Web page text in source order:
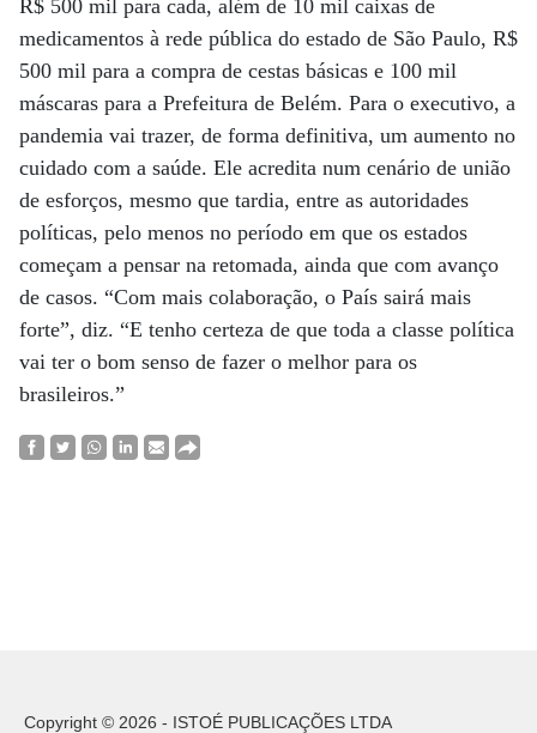
R$ 500 mil para cada, além de 10 mil caixas de
medicamentos à rede pública do estado de São Paulo, R$
500 mil para a compra de cestas básicas e 100 mil
máscaras para a Prefeitura de Belém. Para o executivo, a
pandemia vai trazer, de forma definitiva, um aumento no
cuidado com a saúde. Ele acredita num cenário de união
de esforços, mesmo que tardia, entre as autoridades
políticas, pelo menos no período em que os estados
começam a pensar na retomada, ainda que com avanço
de casos. “Com mais colaboração, o País sairá mais
forte”, diz. “E tenho certeza de que toda a classe política
vai ter o bom senso de fazer o melhor para os
brasileiros.”
Copyright © 2026 - ISTOÉ PUBLICAÇÕES LTDA